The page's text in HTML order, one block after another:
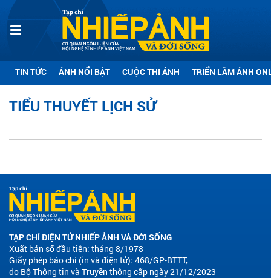
TIN TỨC ẢNH NỔI BẬT CUỘC THI ẢNH TRIỂN LÃM ẢNH
TIỂU THUYẾT LỊCH SỬ
TẠP CHÍ ĐIỆN TỬ NHIẾP ẢNH VÀ ĐỜI SỐNG
Xuất bản số đầu tiên: tháng 8/1978
Giấy phép báo chí (in và điện tử): 468/GP-BTTT,
do Bộ Thông tin và Truyền thông cấp ngày 21/12/2023